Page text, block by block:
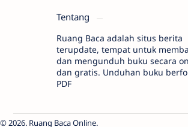
Tentang
Ruang Baca adalah situs berita
terupdate, tempat untuk
dan mengunduh buku secara
dan gratis. Unduhan buku
PDF
2026. Ruang Baca Online.